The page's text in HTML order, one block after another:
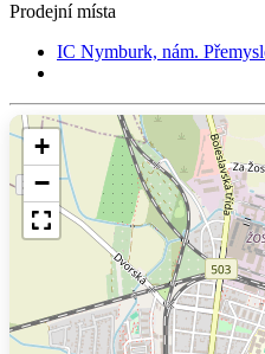
Prodejní místa
IC Nymburk, nám.
+
−